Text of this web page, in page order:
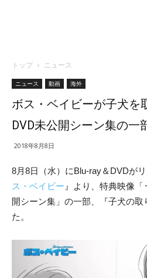
トップ ニュース
ニュース 動画 海外
ボス・ベイビーが子犬を
DVD未公開シーン集の一
2018年8月8日
8月8日（水）にBlu-ray＆DVDが
ス・ベイビー 』より、特典映像
開シーン集」の一部、『子犬の
た。